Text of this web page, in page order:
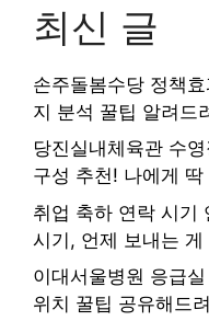
최신 글
손주돌봄수당 정책
지 분석 꿀팁 알려드
당진실내체육관 수
구성 추천! 나에게
취업 축하 연락 시기
시기, 언제 보내는
이대서울병원 응급
위치 꿀팁 공유해드